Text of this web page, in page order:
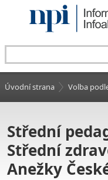
Úvodní strana Volba
Střední
Střední
Anežky